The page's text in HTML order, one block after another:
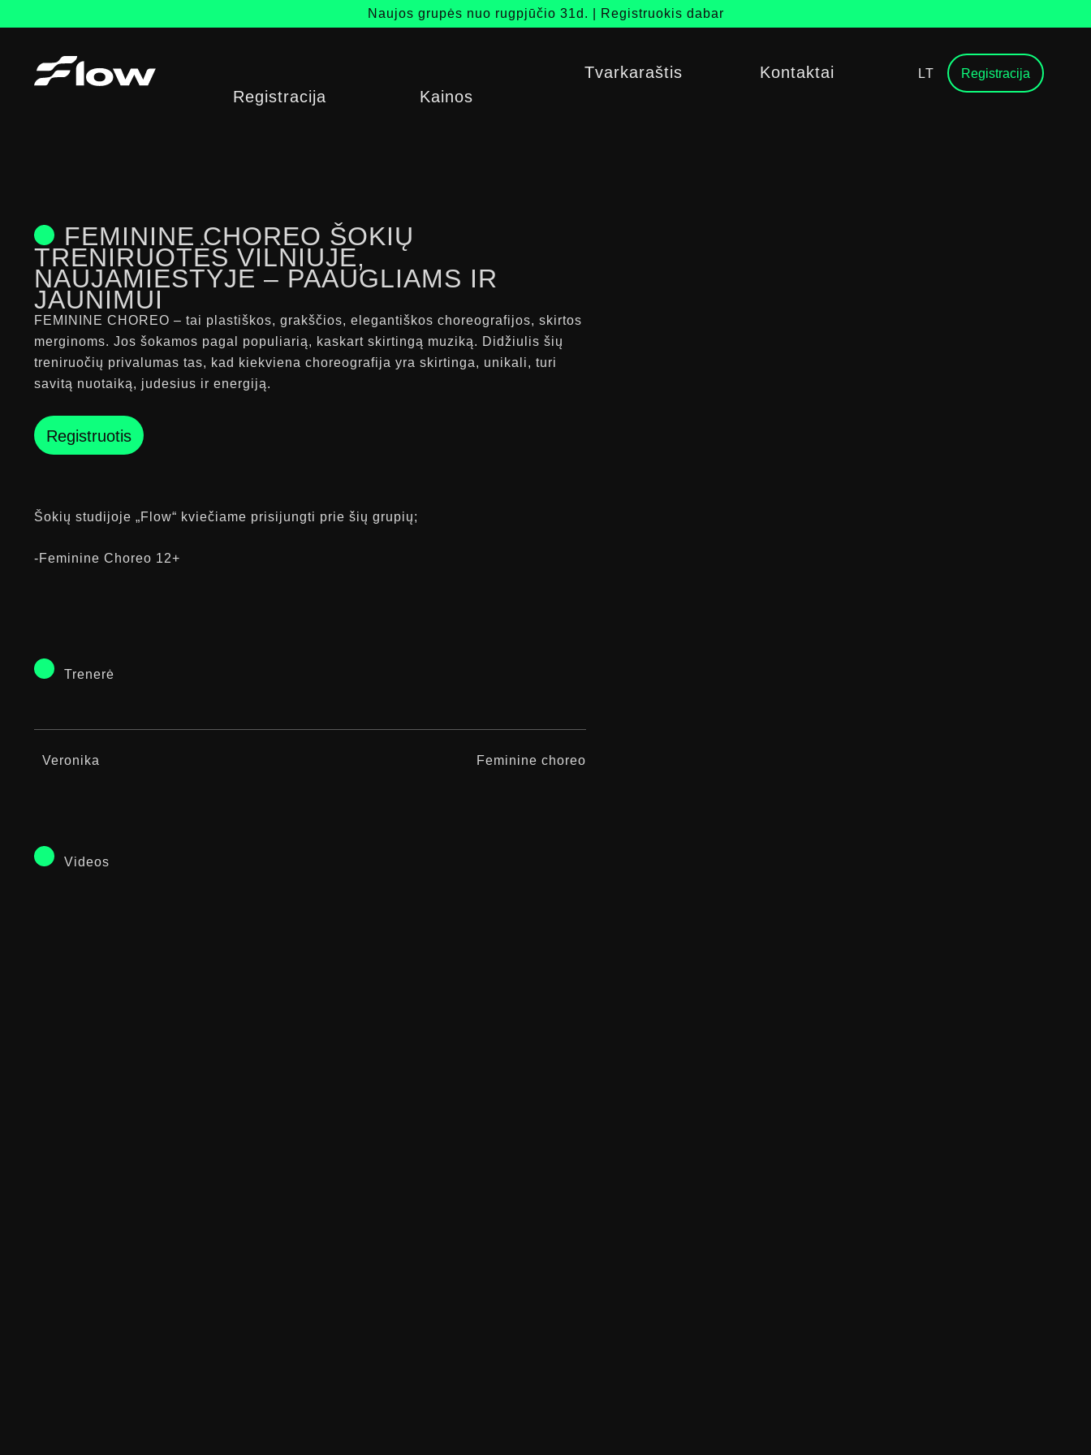
Naujos grupės nuo rugpjūčio 31d. | Registruokis dabar
Registracija Kainos
Tvarkaraštis Kontaktai LT Registracija
prie
FEMININE CHOREO ŠOKIŲ
TRENIRUOTĖS VILNIUJE,
NAUJAMIESTYJE – PAAUGLIAMS IR
JAUNIMUI
FEMININE CHOREO – tai plastiškos, grakščios, elegantiškos choreografijos, skirtos
merginoms. Jos šokamos pagal populiarią, kaskart skirtingą muziką. Didžiulis šių
treniruočių privalumas tas, kad kiekviena choreografija yra skirtinga, unikali, turi
savitą nuotaiką, judesius ir energiją.
Registruotis
Šokių studijoje „Flow“ kviečiame prisijungti prie šių grupių;
-Feminine Choreo 12+
Trenerė
Veronika Feminine choreo
Videos